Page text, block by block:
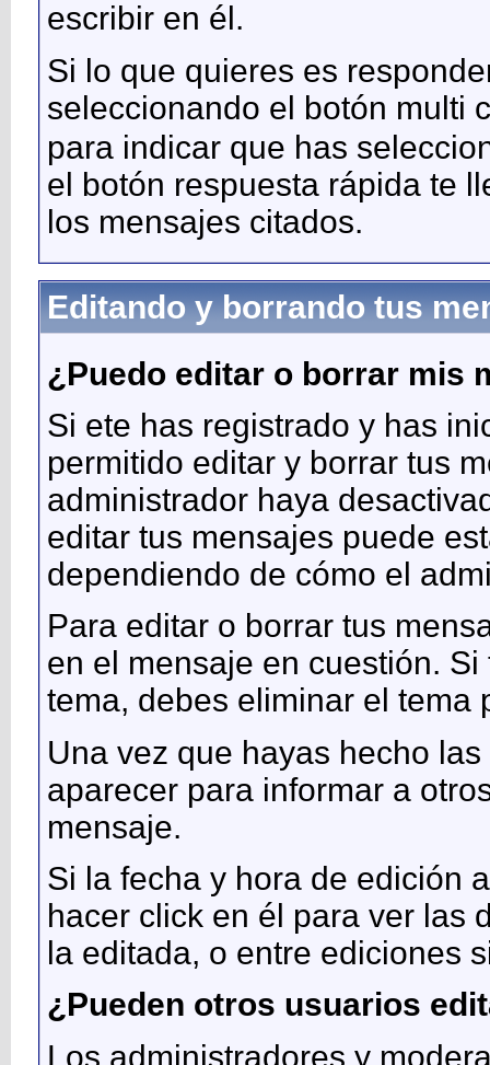
escribir en él.
Si lo que quieres es
seleccionando el botón multi
para indicar que has
el botón respuesta rápida te
los mensajes citados.
Editando y borrando tus
¿Puedo editar o borrar mis
Si ete has registrado y has
permitido editar y borrar tus
administrador haya
editar tus mensajes puede
dependiendo de cómo el
Para editar o borrar tus
en el mensaje en cuestión.
tema, debes eliminar el tema
Una vez que hayas hecho
aparecer para informar a
mensaje.
Si la fecha y hora de edición
hacer click en él para ver las
la editada, o entre ediciones
¿Pueden otros usuarios
Los administradores y